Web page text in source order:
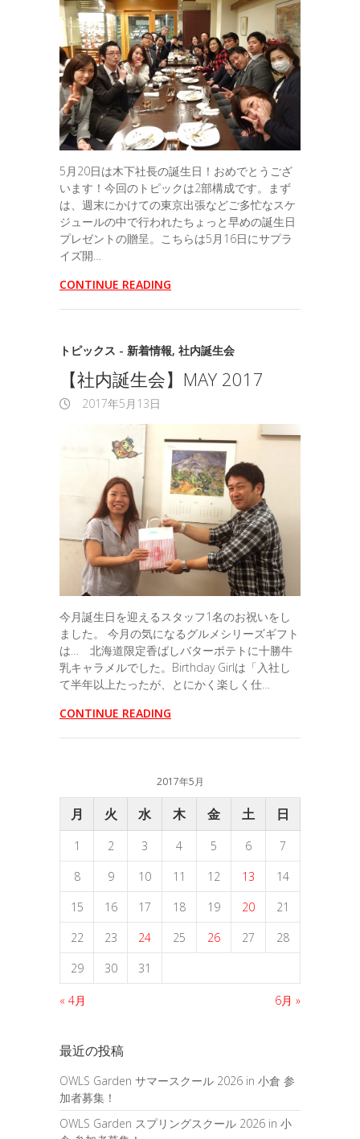
5月20日は木下社長の誕生日！おめでとうござ
います！今回のトピックは2部構成です。まず
は、週末にかけての東京出張などご多忙なスケ
ジュールの中で行われたちょっと早めの誕生日
プレゼントの贈呈。こちらは5月16日にサプラ
イズ開…
CONTINUE READING
トピックス - 新着情報, 社内誕生会
【社内誕生会】MAY 2017
2017年5月13日
今月誕生日を迎えるスタッフ1名のお祝いをし
ました。 今月の気になるグルメシリーズギフト
は… 北海道限定香ばしバターポテトに十勝牛
乳キャラメルでした。Birthday Girlは「入社し
て半年以上たったが、とにかく楽しく仕…
CONTINUE READING
2017年5月
月 火 水 木 金 土 日
1 2 3 4 5 6
7
8
9 10 11 12 13
14
15
16 17 18 19 20
21
22
23 24 25 26 27
28
29
30 31
« 4月 6月 »
最近の投稿
OWLS Garden サマースクール 2026 in 小倉 参
加者募集！
OWLS Garden スプリングスクール 2026 in 小